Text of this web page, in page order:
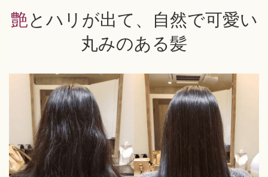
艶とハリが出て、自然で可愛い
丸みのある髪